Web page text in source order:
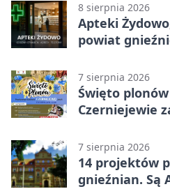
8 sierpnia 2026
Apteki
powiat
7 sierpnia 2026
Święto
Czerniejewie
7 sierpnia 2026
14 projektów
gnieźnian. Są